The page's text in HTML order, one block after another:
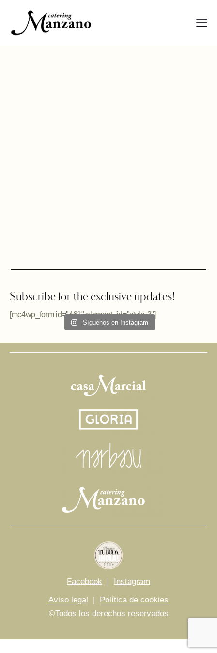
Subscribe for the exclusive updates!
[mc4wp_form id="461" element_id="style-3"]
Síguenos en Instagram
Facebook | Instagram
Aviso legal | Política de cookies
©Todos los derechos reservados